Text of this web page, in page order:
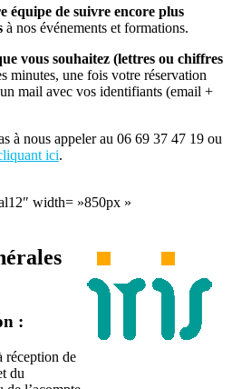
équipe de suivre encore plus
à nos événements et formations.
vous souhaitez (lettres ou chiffres
minutes, une fois votre réservation
mail avec vos identifiants (email +
à nous appeler au 06 69 37 47 19 ou
ici.
width= »850px »
:
réception de
du